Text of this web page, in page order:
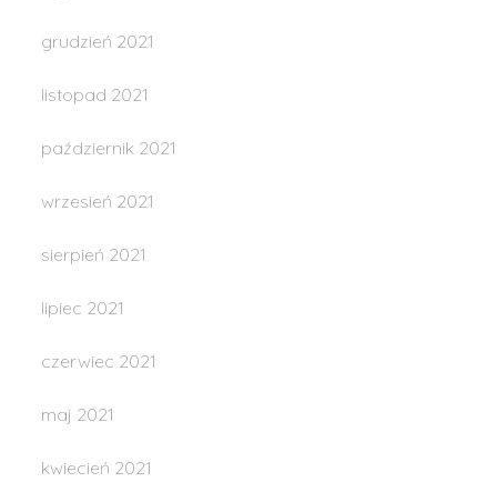
grudzień 2021
listopad 2021
październik 2021
wrzesień 2021
sierpień 2021
lipiec 2021
czerwiec 2021
maj 2021
kwiecień 2021